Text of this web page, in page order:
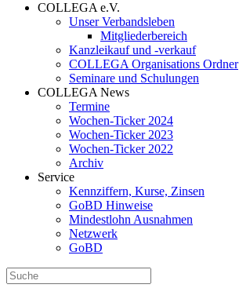
COLLEGA e.V.
Unser Verbandsleben
Mitgliederbereich
Kanzleikauf und -verkauf
COLLEGA Organisations Ordner
Seminare und Schulungen
COLLEGA News
Termine
Wochen-Ticker 2024
Wochen-Ticker 2023
Wochen-Ticker 2022
Archiv
Service
Kennziffern, Kurse, Zinsen
GoBD Hinweise
Mindestlohn Ausnahmen
Netzwerk
GoBD